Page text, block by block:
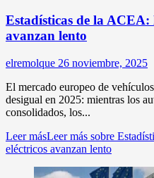
Estadísticas de la ACEA:
avanzan lento
elremolque 26 noviembre, 2025
El mercado europeo de
desigual en 2025: mientras los
consolidados, los...
Leer másLeer más sobre
eléctricos avanzan lento